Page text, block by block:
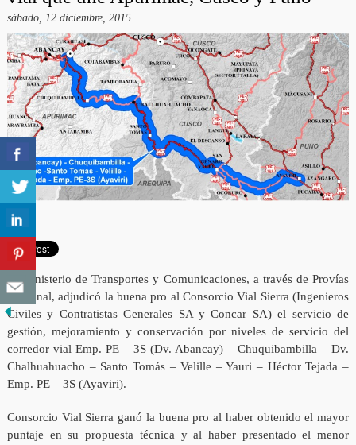
sábado, 12 diciembre, 2015
El Ministerio de Transportes y Comunicaciones, a través de Provías
Nacional, adjudicó la buena pro al Consorcio Vial Sierra (Ingenieros
Civiles y Contratistas Generales SA y Concar SA) el servicio de
gestión, mejoramiento y conservación por niveles de servicio del
corredor vial Emp. PE – 3S (Dv. Abancay) – Chuquibambilla – Dv.
Chalhuahuacho – Santo Tomás – Velille – Yauri – Héctor Tejada –
Emp. PE – 3S (Ayaviri).
Consorcio Vial Sierra ganó la buena pro al haber obtenido el mayor
puntaje en su propuesta técnica y al haber presentado el menor